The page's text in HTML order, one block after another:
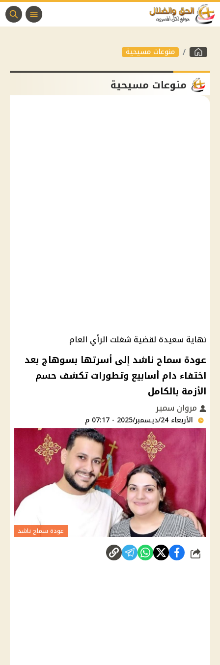
منوعات مسيحية
منوعات مسيحية
نهاية سعيدة لقضية شغلت الرأي العام
عودة سماح ناشد إلى أسرتها بسوهاج بعد
اختفاء دام أسابيع وتطورات تكشف حسم
الأزمة بالكامل
مروان سمير
الأربعاء 24/ديسمبر/2025 - 07:17 م
عودة سماح ناشد
شارك